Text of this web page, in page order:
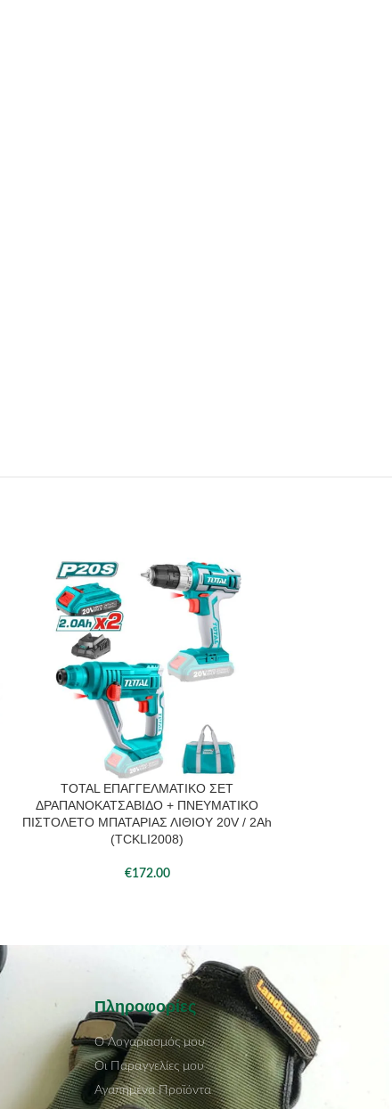
ΠΡΟΣΘΉΚΗ ΣΤΟ ΚΑΛΆΘΙ
TOTAL ΕΠΑΓΓΕΛΜΑΤΙΚΟ ΣΕΤ
ΔΡΑΠΑΝΟΚΑΤΣΑΒΙΔΟ + ΠΝΕΥΜΑΤΙΚΟ
ΠΙΣΤΟΛΕΤΟ ΜΠΑΤΑΡΙΑΣ ΛΙΘΙΟΥ 20V / 2Ah
(TCKLI2008)
€172.00
Πληροφορίες
Ο Λογαριασμός μου
Οι Παραγγελίες μου
Αγαπημένα Προϊόντα